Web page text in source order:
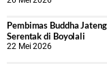
‎Pembimas Buddha
Serentak di Boyolali
22 Mei 2026